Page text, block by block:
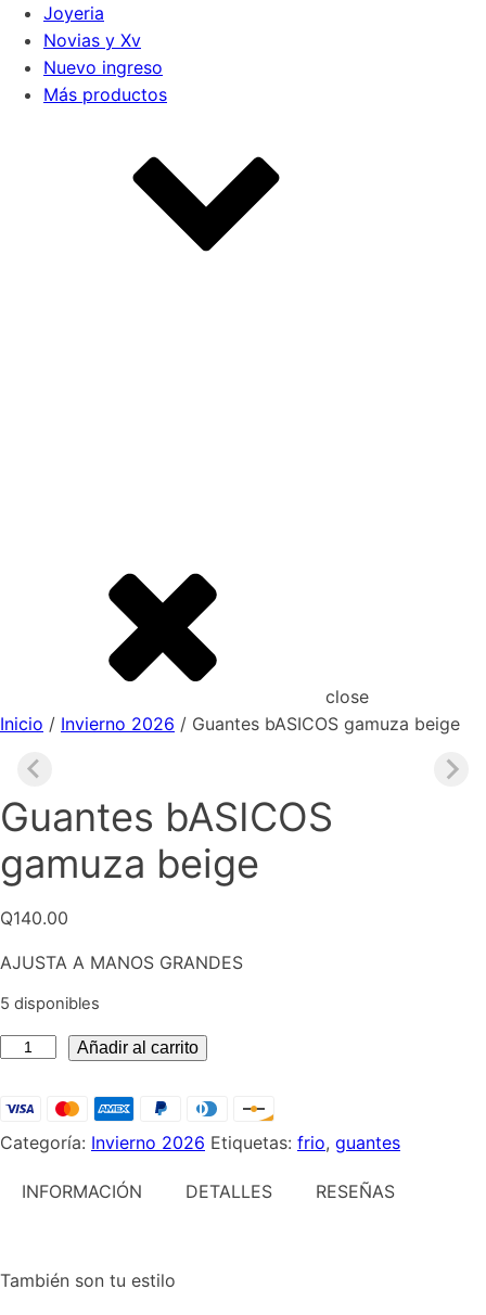
Joyeria
Novias y Xv
Nuevo ingreso
Más productos
close
Inicio / Invierno 2026 / Guantes bASICOS gamuza beige
Guantes bASICOS
gamuza beige
Q140.00
AJUSTA A MANOS GRANDES
5 disponibles
Guantes
gamuza
cantidad
Añadir al carrito
Categoría: Invierno 2026 Etiquetas: frio, guantes
INFORMACIÓN DETALLES RESEÑAS
También son tu estilo